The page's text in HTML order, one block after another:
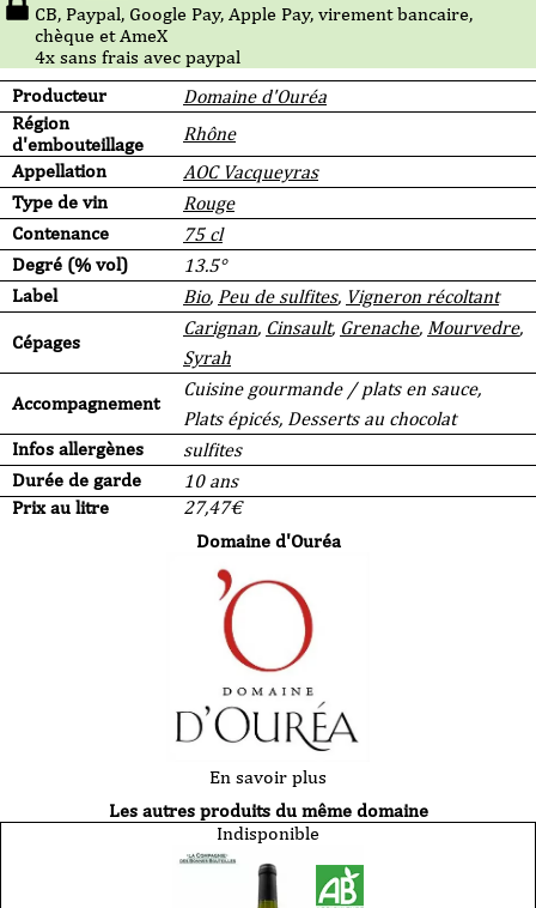
Producteur
Domaine d'Ouréa
Région
d'embouteillage
Rhône
Appellation
AOC Vacqueyras
Type de vin
Rouge
Contenance
75 cl
Degré (% vol)
13.5°
Label
Bio, Peu de sulfites, Vigneron récoltant
Cépages
Carignan, Cinsault, Grenache, Mourvedre,
Syrah
Accompagnement
Cuisine gourmande / plats en sauce,
Plats épicés, Desserts au chocolat
Infos allergènes
sulfites
Durée de garde
10 ans
Prix au litre
27,47€
CB, Paypal, Google Pay, Apple Pay, virement bancaire,
chèque et AmeX
4x sans frais avec paypal
Domaine d'Ouréa
En savoir plus
Les autres produits du même domaine
Indisponible